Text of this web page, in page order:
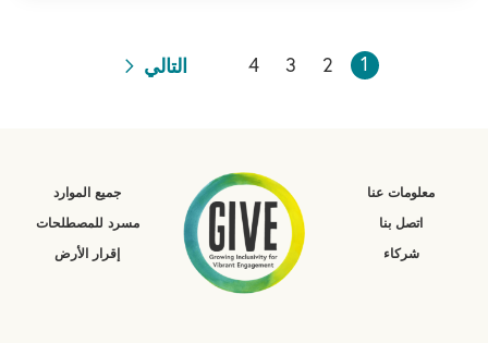
1
2
3
4 التالي
معلومات عنا
اتصل بنا
شركاء
جميع الموارد
مسرد للمصطلحات
إقرار الأرض